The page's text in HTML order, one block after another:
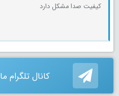
کیفیت صدا مشکل دارد
کانال تلگرام ما